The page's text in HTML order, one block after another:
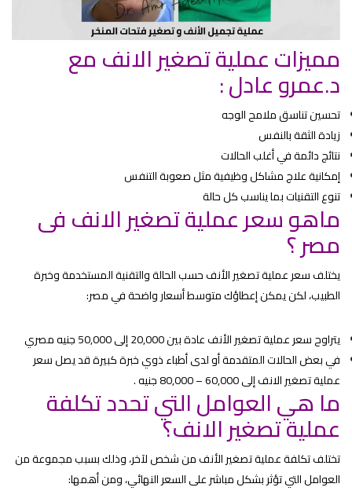
مميزات عملية تصغير الانف مع
د.عمرو عادل :
تحسين تناسق ملامح الوجه
زيادة الثقة بالنفس
نتائج دائمة في أغلب الحالات
إمكانية علاج مشاكل وظيفية مثل صعوبة التنفس
تنوع التقنيات بما يناسب كل حالة
ماهو سعر عملية تصغير الانف فى
مصر ؟
يختلف سعر عملية تصغير الأنف حسب الحالة والتقنية المستخدمة وخبرة
الطبيب، لكن يمكن إعطاؤك متوسط أسعار واضحة في مصر:
يتراوح سعر عملية تصغير الأنف عادة بين 20,000 إلى 50,000 جنيه مصري
في بعض الحالات المتقدمة أو لدى أطباء ذوي خبرة كبيرة قد يصل سعر
عملية تصغير الانف إلى 60,000 – 80,000 جنيه .
ما هي العوامل التي تحدد تكلفة
عملية تصغير الانف؟
تختلف تكلفة عملية تصغير الأنف من شخص لآخر، وذلك بسبب مجموعة من
العوامل التي تؤثر بشكل مباشر على السعر النهائي، ومن أهمها: